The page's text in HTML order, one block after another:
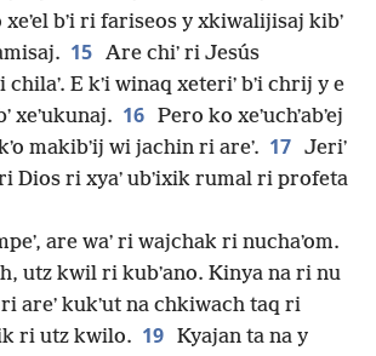
xeʼel bʼi ri fariseos y xkiwalijisaj kibʼ
15 Are chiʼ ri Jesús
chilaʼ. E kʼi winaq xeteriʼ bʼi chrij y e
xeʼukunaj. 16 Pero ko xeʼuchʼabʼej
makibʼij wi jachin ri areʼ. 17 Jeriʼ
Dios ri xyaʼ ubʼixik rumal ri profeta
are waʼ ri wajchak ri nuchaʼom.
utz kwil ri kubʼano. Kinya na ri nu
areʼ kukʼut na chkiwach taq ri
ri utz kwilo. 19 Kyajan ta na y